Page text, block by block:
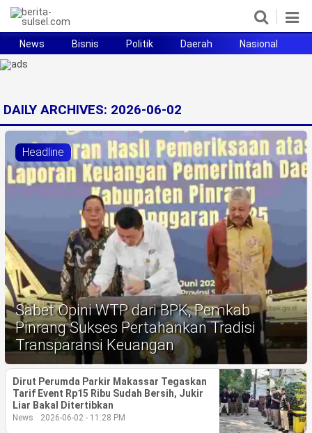
Home
Politik
Pendidikan
Bisnis
Hukum
Sport
Life Style
Profil
Opini
Video
News Bisnis Politik Daerah Nasional
DAILY ARCHIVES: 2026-06-02
Headline
Sabet Opini WTP dari BPK, Pemkab
Pinrang Sukses Pertahankan Tradisi
Transparansi Keuangan
Dirut Perumda Parkir Makassar Tegaskan
Tarif Event Rp15 Ribu Sudah Bersih, Jukir
Liar Bakal Ditertibkan
News 2026-06-02 - 11:28 PM